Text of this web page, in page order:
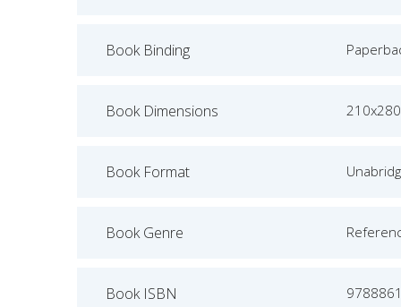
Book Binding
Book Dimensions 210x280
Book Format
Book Genre
Book ISBN